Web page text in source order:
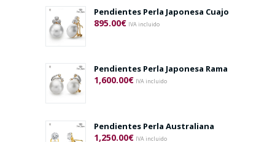
Pendientes Perla Japonesa Cuajo
895.00€ IVA incluido
Pendientes Perla Japonesa Rama
1,600.00€ IVA incluido
Pendientes Perla Australiana
1,250.00€ IVA incluido